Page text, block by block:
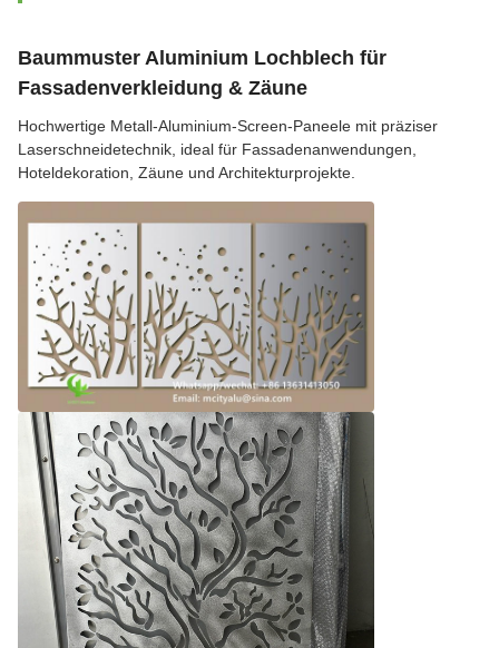
Baummuster Aluminium Lochblech für
Fassadenverkleidung & Zäune
Hochwertige Metall-Aluminium-Screen-Paneele mit präziser
Laserschneidetechnik, ideal für Fassadenanwendungen,
Hoteldekoration, Zäune und Architekturprojekte.